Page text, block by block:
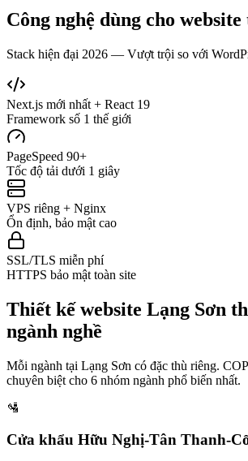
Công nghệ dùng cho website
Stack hiện đại 2026 — Vượt trội so với
Next.js mới nhất + React 19
Framework số 1 thế giới
PageSpeed 90+
Tốc độ tải dưới 1 giây
VPS riêng + Nginx
Ổn định, bảo mật cao
SSL/TLS miễn phí
HTTPS bảo mật toàn site
Thiết kế website Lạng Sơn
ngành nghề
Mỗi ngành tại Lạng Sơn có đặc thù riêng.
chuyên biệt cho 6 nhóm ngành phổ biến nhất.
🛂
Cửa khẩu Hữu Nghị-Tân Thanh-